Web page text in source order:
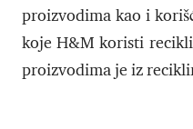
proizvodima kao i
koje H&M koristi
proizvodima je iz